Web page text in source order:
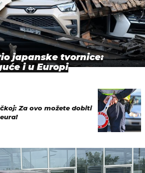
japanske tvornice:
i u Europi
Za ovo možete dobiti